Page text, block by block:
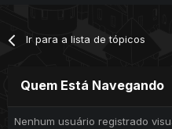
Ir para a lista de tópicos
Quem Está Navegando
Nenhum usuário registrado